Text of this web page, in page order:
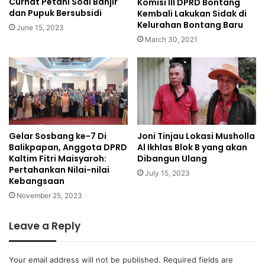
dan Pupuk Bersubsidi
June 15, 2023
Komisi III DPRD Bontang
Kembali Lakukan Sidak di
Kelurahan Bontang Baru
March 30, 2021
Gelar Sosbang ke-7 Di
Balikpapan, Anggota DPRD
Kaltim Fitri Maisyaroh:
Pertahankan Nilai-nilai
Kebangsaan
November 25, 2023
Joni Tinjau Lokasi Musholla
Al Ikhlas Blok B yang akan
Dibangun Ulang
July 15, 2023
Leave a Reply
Your email address will not be published. Required fields are